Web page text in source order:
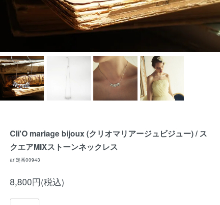
Cli'O mariage bijoux (クリオマリアージュビジュー) / ス
クエアMIXストーンネックレス
an定番00943
8,800円(税込)